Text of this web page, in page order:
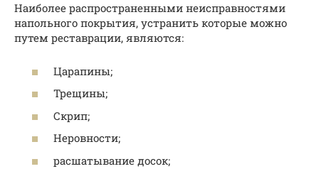
Наиболее распространенными неисправностями
напольного покрытия, устранить которые можно
путем реставрации, являются:
Царапины;
Трещины;
Скрип;
Неровности;
расшатывание досок;